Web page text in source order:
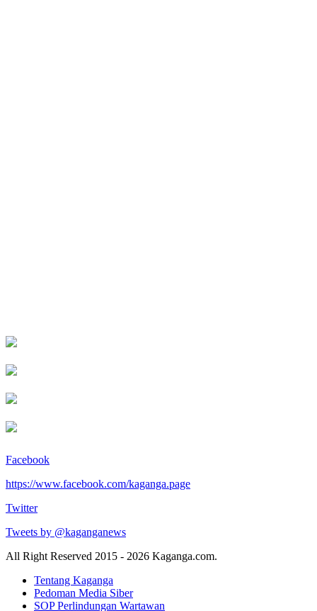
Facebook
https://www.facebook.com/kaganga.page
Twitter
Tweets by @kaganganews
All Right Reserved 2015 - 2026 Kaganga.com.
Tentang Kaganga
Pedoman Media Siber
SOP Perlindungan Wartawan